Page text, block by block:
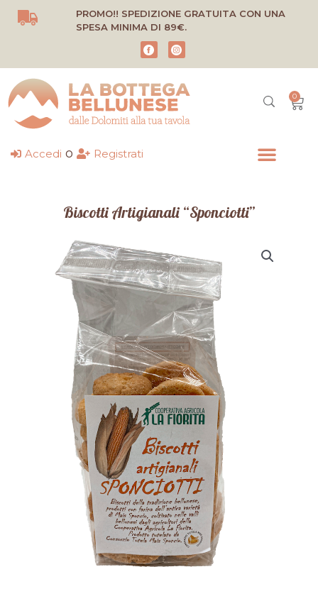
Vai
PROMO!! SPEDIZIONE GRATUITA CON UNA
SPESA MINIMA DI 89€.
0
Accedi o Registrati
Biscotti Artigianali “Sponciotti”